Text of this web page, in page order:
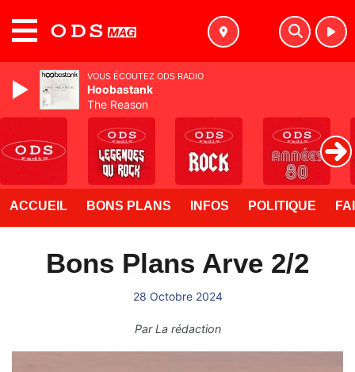
ACCUEIL BONS PLANS INFOS POLITIQUE
Bons Plans Arve 2/2
28 Octobre 2024
ParLa rédaction
VOUS ÉCOUTEZ ODS RADIO
Hoobastank
The Reason